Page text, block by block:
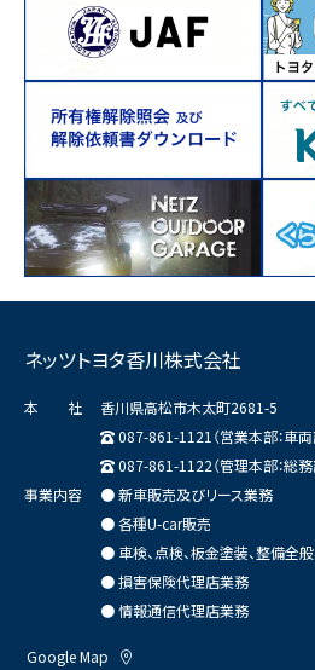
ネッツトヨタ香川株式会社
本 社
香川県高松市木太町2681-5
087-861-1121（営業本部：車両
087-861-1122（管理本部：総務
事業内容
● 新車販売及びリース業務
● 各種U-car販売
● 車検、点検、板金塗装、整備全般
● 損害保険代理店業務
● 情報通信代理店業務
Google Map